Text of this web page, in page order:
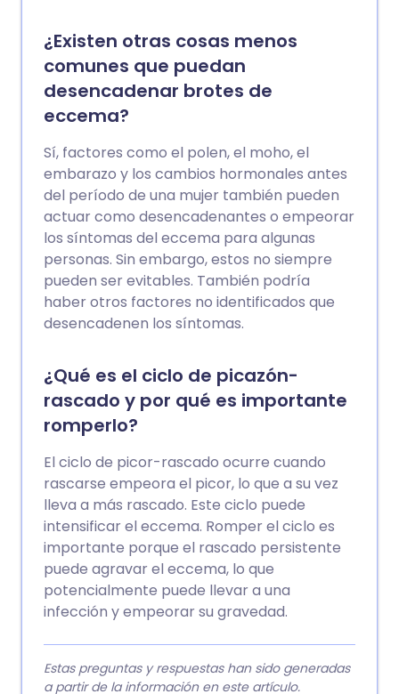
¿Existen otras cosas menos
comunes que puedan
desencadenar brotes de
eccema?
Sí, factores como el polen, el moho, el
embarazo y los cambios hormonales antes
del período de una mujer también pueden
actuar como desencadenantes o empeorar
los síntomas del eccema para algunas
personas. Sin embargo, estos no siempre
pueden ser evitables. También podría
haber otros factores no identificados que
desencadenen los síntomas.
¿Qué es el ciclo de picazón-
rascado y por qué es importante
romperlo?
El ciclo de picor-rascado ocurre cuando
rascarse empeora el picor, lo que a su vez
lleva a más rascado. Este ciclo puede
intensificar el eccema. Romper el ciclo es
importante porque el rascado persistente
puede agravar el eccema, lo que
potencialmente puede llevar a una
infección y empeorar su gravedad.
Estas preguntas y respuestas han sido generadas
a partir de la información en este artículo.